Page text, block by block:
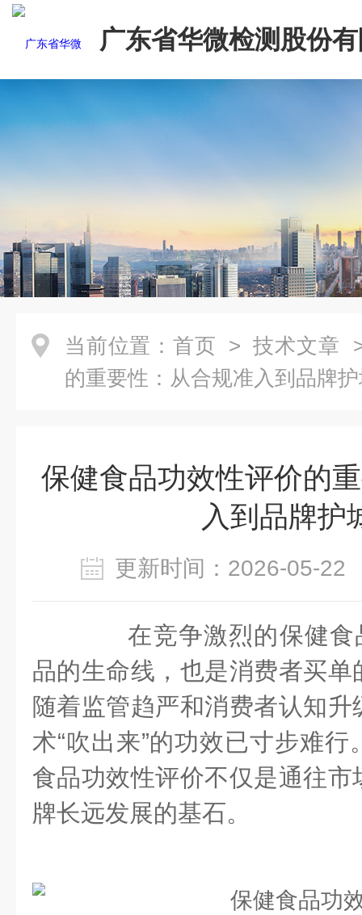
广东省华微检测股份
当前位置： 首页 > 技术文章
的重要性：从合规准入到品牌
保健食品功效性评价的
入到品牌护
更新时间：2026-05-
在竞争激烈的保健食
品的生命线，也是消费者买
随着监管趋严和消费者认知
术“吹出来”的功效已寸步难
食品功效性评价不仅是通往
牌长远发展的基石。